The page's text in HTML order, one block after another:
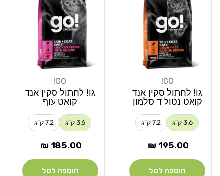
GO!
גו! לחתול סקין אנד
קואט נטול ד סלמון
3.6 ק"ג 7.2 ק"ג
מחיר
195.00 ₪
הוספה לסל
GO!
גו! לחתול סקין אנד
קואט עוף
3.6 ק"ג 7.2 ק"ג
מחיר
185.00 ₪
הוספה לסל